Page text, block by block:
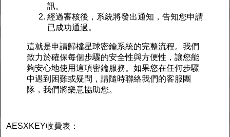
訊。
經過審核後，系統將發出通知，告知您申請
已成功通過。
這就是申請歸檔星球密鑰系統的完整流程。我們
致力於確保每個步驟的安全性與方便性，讓您能
夠安心地使用這項密鑰服務。如果您在任何步驟
中遇到困難或疑問，請隨時聯絡我們的客服團
隊，我們將樂意協助您。
AESXKEY收費表：